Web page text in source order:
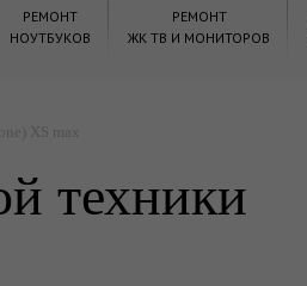
РЕМОНТ
НОУТБУКОВ
РЕМОНТ
ЖК ТВ И МОНИТОРОВ
XS max
техники